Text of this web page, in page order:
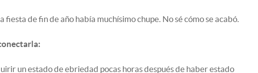
fiesta de fin de año había muchísimo chupe. No sé cómo se acabó.
un estado de ebriedad pocas horas después de haber estado